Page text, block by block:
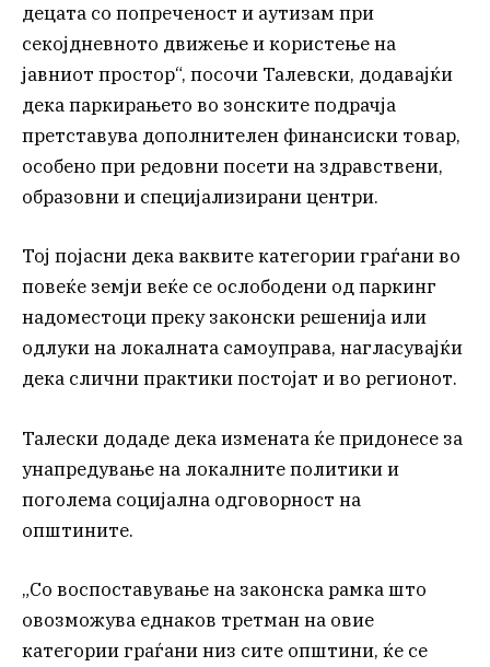
децата со попреченост и аутизам при
секојдневното движење и користење на
јавниот простор“, посочи Талевски, додавајќи
дека паркирањето во зонските подрачја
претставува дополнителен финансиски товар,
особено при редовни посети на здравствени,
образовни и специјализирани центри.
Тој појасни дека ваквите категории граѓани во
повеќе земји веќе се ослободени од паркинг
надоместоци преку законски решенија или
одлуки на локалната самоуправа, нагласувајќи
дека слични практики постојат и во регионот.
Талески додаде дека измената ќе придонесе за
унапредување на локалните политики и
поголема социјална одговорност на
општините.
„Со воспоставување на законска рамка што
овозможува еднаков третман на овие
категории граѓани низ сите општини, ќе се